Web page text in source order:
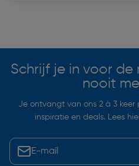
Schrijf je in voor de
nooit
Je ontvangt van ons 2 à 3
inspiratie en deals. Lees